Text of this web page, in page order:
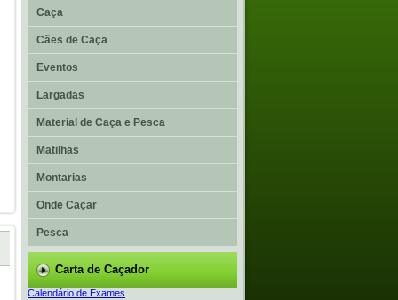
Caça
Cães de Caça
Eventos
Largadas
Material de Caça e Pesca
Matilhas
Montarias
Onde Caçar
Pesca
Carta de Caçador
Calendário de Exames